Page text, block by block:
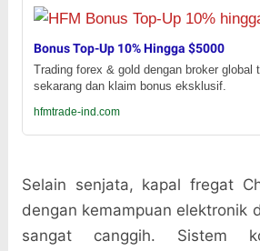
Bonus Top-Up 10% Hingga $5000
Trading forex & gold dengan broker global
sekarang dan klaim bonus eksklusif.
hfmtrade-ind.com
Selain senjata, kapal fregat
dengan kemampuan elektronik
sangat canggih. Sistem